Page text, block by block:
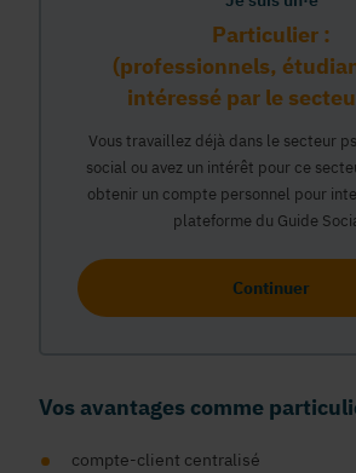
Particulier :
(professionnels,
intéressé par le
Vous travaillez déjà dans le secteur
social ou avez un intérêt pour ce
obtenir un compte personnel pour
plateforme du Guide
Continuer
Vos avantages comme
compte-client centralisé